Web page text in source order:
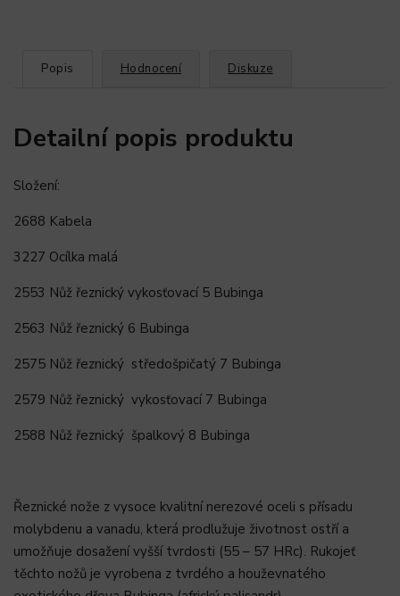
Popis Hodnocení Diskuze
Detailní popis produktu
Složení:
2688 Kabela
3227 Ocílka malá
2553 Nůž řeznický vykosťovací 5 Bubinga
2563 Nůž řeznický 6 Bubinga
2575 Nůž řeznický středošpičatý 7 Bubinga
2579 Nůž řeznický vykosťovací 7 Bubinga
2588 Nůž řeznický špalkový 8 Bubinga
Řeznické nože z vysoce kvalitní nerezové oceli s přísadu
molybdenu a vanadu, která prodlužuje životnost ostří a
umožňuje dosažení vyšší tvrdosti (55 – 57 HRc). Rukojeť
těchto nožů je vyrobena z tvrdého a houževnatého